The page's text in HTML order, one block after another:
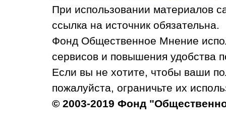
При использовании материалов
ссылка на источник обязательна.
Фонд Общественное Мнение
сервисов и повышения удобства
Если вы не хотите, чтобы ваши
пожалуйста, ограничьте их
© 2003-2019 Фонд